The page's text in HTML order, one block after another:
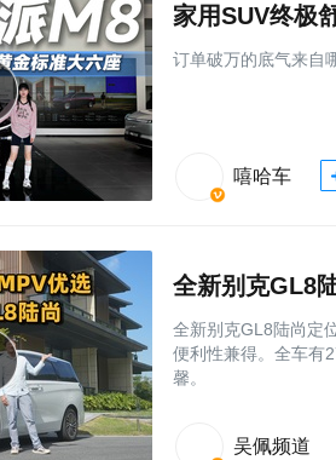
家用SUV终极
订单破万的底气来自
嘻哈车
全新别克GL8陆尚定
便利性兼得。全车有
馨。
吴佩频道